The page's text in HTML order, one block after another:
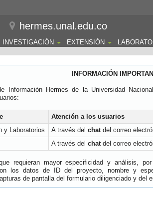
hermes.unal.edu.co
INVESTIGACIÓN EXTENSIÓN
INFORMACIÓN
Información Hermes de la Universidad
Atención a los usuarios
y Laboratorios
A través del chatdel correo
A través del chatdel correo
requieran mayor especificidad y análisis,
los datos de ID del proyecto, nombre y
de pantalla del formulario diligenciado y del